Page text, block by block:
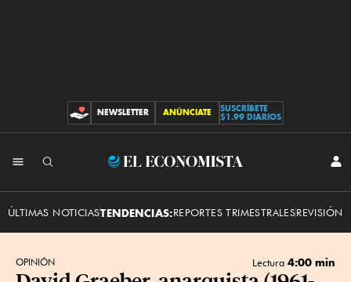
CONTRIBUCIONES
NEWSLETTER ANÚNCIATE
SUSCRÍBETE
$1.99 DIARIOS
El
ÚLTIMAS NOTICIASTENDENCIAS:REPORTES TRIMESTRALESREVISIÓN
OPINIÓN Lectura 4:00 min